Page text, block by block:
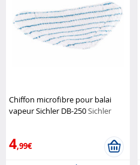
Chiffon microfibre pour balai
vapeur Sichler DB-250Sichler
4,99€